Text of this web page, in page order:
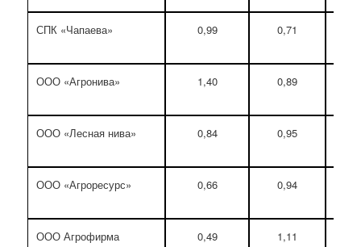
СПК «Чапаева» 0,99 0,71
ООО «Агронива» 1,40 0,89
ООО «Лесная нива» 0,84 0,95
ООО «Агроресурс» 0,66 0,94
ООО Агрофирма
0,49 1,11